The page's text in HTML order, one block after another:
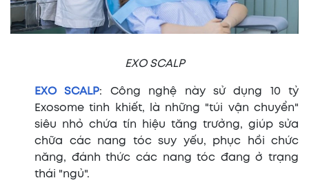
EXO SCALP
EXO SCALP: Công nghệ này sử dụng 10 tỷ
Exosome tinh khiết, là những "túi vận chuyển"
siêu nhỏ chứa tín hiệu tăng trưởng, giúp sửa
chữa các nang tóc suy yếu, phục hồi chức
năng, đánh thức các nang tóc đang ở trạng
thái "ngủ".